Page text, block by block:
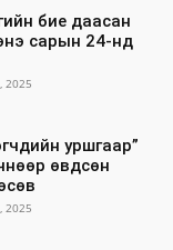
бие даасан
сарын 24-нд
2025
уршгаар”
өвдсөн
2025